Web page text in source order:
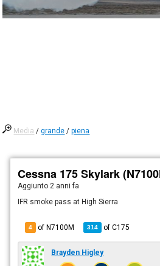
Media /grande /piena
Cessna 175 Skylark
Aggiunto 2 anni fa
IFR smoke pass at High Sierra
4 of N7100M 314 ofC175
Brayden Higley